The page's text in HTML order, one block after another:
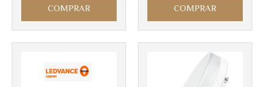
COMPRAR COMPRAR